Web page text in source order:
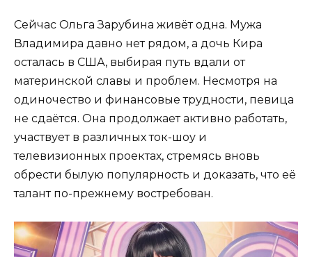
Сейчас Ольга Зарубина живёт одна. Мужа
Владимира давно нет рядом, а дочь Кира
осталась в США, выбирая путь вдали от
материнской славы и проблем. Несмотря на
одиночество и финансовые трудности, певица
не сдаётся. Она продолжает активно работать,
участвует в различных ток-шоу и
телевизионных проектах, стремясь вновь
обрести былую популярность и доказать, что её
талант по-прежнему востребован.